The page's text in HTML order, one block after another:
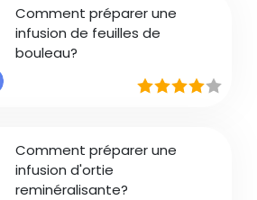
Comment préparer une
infusion de feuilles de
bouleau?
Comment préparer une
infusion d'ortie
reminéralisante?